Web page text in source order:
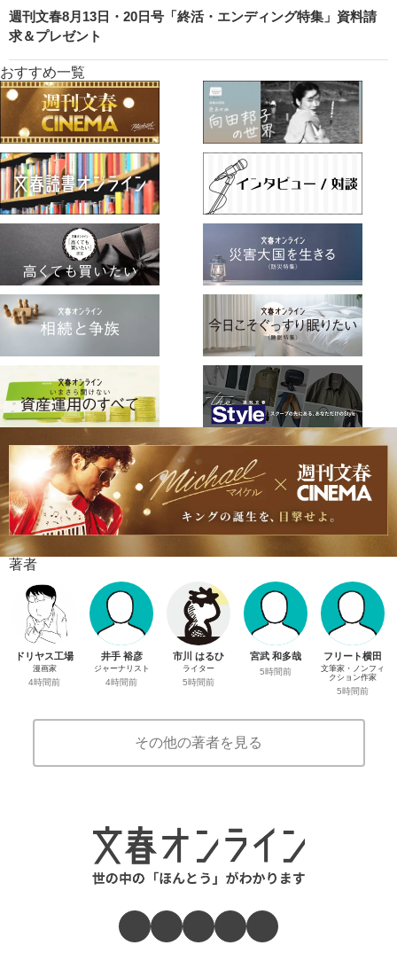
週刊文春8月13日・20日号「終活・エンディング特集」資料請
求＆プレゼント
おすすめ一覧
著者
ドリヤス工場
漫画家
4時間前
井手 裕彦
ジャーナリスト
4時間前
市川 はるひ
ライター
5時間前
宮武 和多哉
5時間前
フリート横田
文筆家・ノンフィ
クション作家
5時間前
その他の著者を見る